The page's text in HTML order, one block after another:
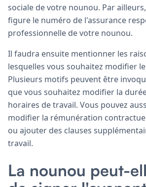
sociale de votre nounou. Par
figure le numéro de l'assurance
professionnelle de votre nounou.
Il faudra ensuite mentionner les
lesquelles vous souhaitez modifier
Plusieurs motifs peuvent être
que vous souhaitez modifier la
horaires de travail. Vous pouvez
modifier la rémunération
ou ajouter des clauses
travail.
La nounou peut-